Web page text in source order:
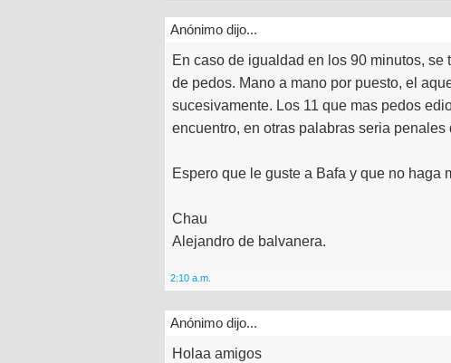
Anónimo dijo...
En caso de igualdad en los 90 minutos,
de pedos. Mano a mano por puesto, el
sucesivamente. Los 11 que mas pedos
encuentro, en otras palabras seria penales
Espero que le guste a Bafa y que no haga
Chau
Alejandro de balvanera.
2:10 a.m.
Anónimo dijo...
Holaa amigos